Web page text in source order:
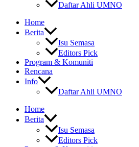
Daftar Ahli UMNO
Home
Berita
Isu Semasa
Editors Pick
Program & Komuniti
Rencana
Info
Daftar Ahli UMNO
Home
Berita
Isu Semasa
Editors Pick